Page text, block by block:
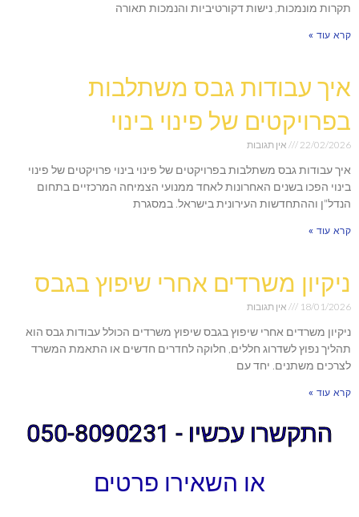
תקרות מונמכות, נישות דקורטיביות והנמכות תאורה
קרא עוד »
איך עבודות גבס משתלבות
בפרויקטים של פינוי בינוי
22/02/2026 אין תגובות
איך עבודות גבס משתלבות בפרויקטים של פינוי בינוי פרויקטים של פינוי
בינוי הפכו בשנים האחרונות לאחד ממנועי הצמיחה המרכזיים בתחום
הנדל"ן וההתחדשות העירונית בישראל. במסגרת
קרא עוד »
ניקיון משרדים אחרי שיפוץ בגבס
18/01/2026 אין תגובות
ניקיון משרדים אחרי שיפוץ בגבס שיפוץ משרדים הכולל עבודות גבס הוא
תהליך נפוץ לשדרוג חללים, חלוקה לחדרים חדשים או התאמת המשרד
לצרכים משתנים. יחד עם
קרא עוד »
התקשרו עכשיו - 050-8090231
או השאירו פרטים